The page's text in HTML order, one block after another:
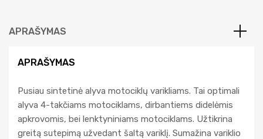
APRAŠYMAS
APRAŠYMAS
Pusiau sintetinė alyva motociklų varikliams. Tai optimali
alyva 4-takčiams motociklams, dirbantiems didelėmis
apkrovomis, bei lenktyniniams motociklams. Užtikrina
greitą sutepimą užvedant šaltą variklį. Sumažina variklio